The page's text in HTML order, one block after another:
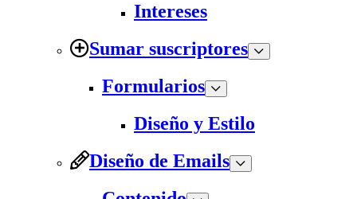
Intereses
Sumar suscriptores
Formularios
Diseño y Estilo
Diseño de Emails